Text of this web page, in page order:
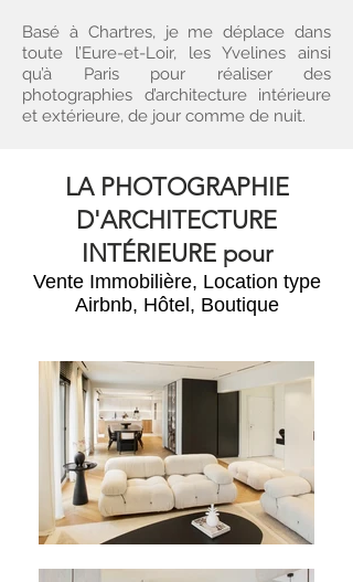
Basé à Chartres, je me déplace dans
toute l’Eure-et-Loir, les Yvelines ainsi
qu’à Paris pour réaliser des
photographies d’architecture intérieure
et extérieure, de jour comme de nuit.
LA PHOTOGRAPHIE
D'ARCHITECTURE
INTÉRIEURE pour
Vente Immobilière, Location type
Airbnb, Hôtel, Boutique